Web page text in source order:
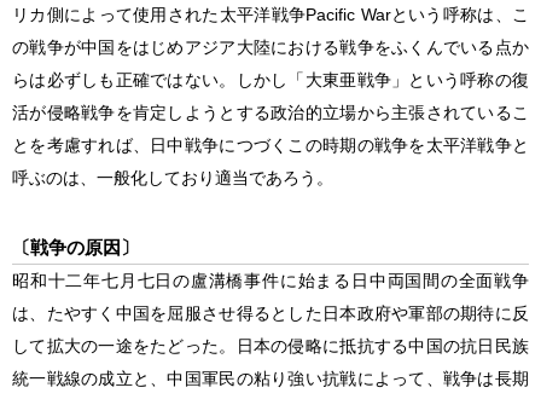
リカ側によって使用された太平洋戦争Pacific Warという呼称は、こ
の戦争が中国をはじめアジア大陸における戦争をふくんでいる点か
らは必ずしも正確ではない。しかし「大東亜戦争」という呼称の復
活が侵略戦争を肯定しようとする政治的立場から主張されているこ
とを考慮すれば、日中戦争につづくこの時期の戦争を太平洋戦争と
呼ぶのは、一般化しており適当であろう。
〔戦争の原因〕
昭和十二年七月七日の盧溝橋事件に始まる日中両国間の全面戦争
は、たやすく中国を屈服させ得るとした日本政府や軍部の期待に反
して拡大の一途をたどった。日本の侵略に抵抗する中国の抗日民族
統一戦線の成立と、中国軍民の粘り強い抗戦によって、戦争は長期